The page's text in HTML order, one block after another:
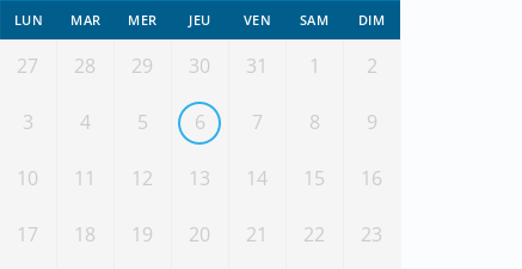
LUN MAR MER JEU VEN SAM DIM
27 28 29 30 31 1 2
3 4 5 6 7 8 9
10 11 12 13 14 15 16
17 18 19 20 21 22 23